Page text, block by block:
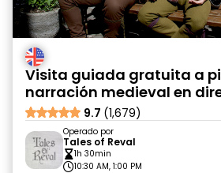
Visita guiada gratuita a
narración medieval en
9.7 (1,679)
Operado por
Tales of Reval
1h 30min
10:30 AM, 1:00 PM